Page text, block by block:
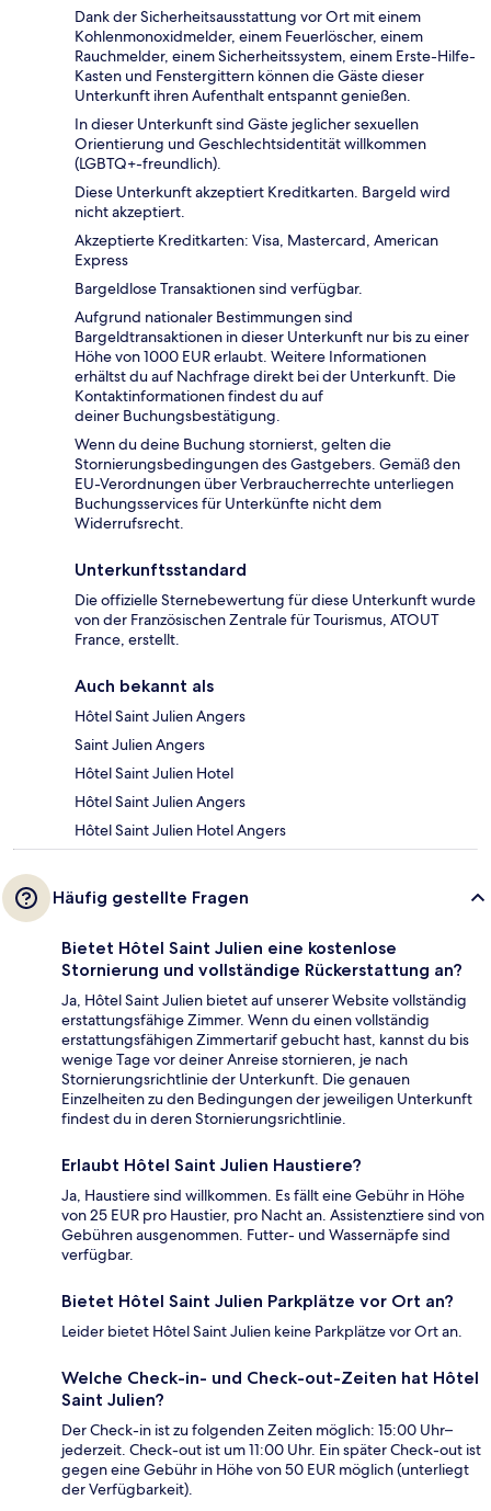
Dank der Sicherheitsausstattung vor Ort mit einem
Kohlenmonoxidmelder, einem Feuerlöscher, einem
Rauchmelder, einem Sicherheitssystem, einem Erste-Hilfe-
Kasten und Fenstergittern können die Gäste dieser
Unterkunft ihren Aufenthalt entspannt genießen.
In dieser Unterkunft sind Gäste jeglicher sexuellen
Orientierung und Geschlechtsidentität willkommen
(LGBTQ+-freundlich).
Diese Unterkunft akzeptiert Kreditkarten. Bargeld wird
nicht akzeptiert.
Akzeptierte Kreditkarten: Visa, Mastercard, American
Express
Bargeldlose Transaktionen sind verfügbar.
Aufgrund nationaler Bestimmungen sind
Bargeldtransaktionen in dieser Unterkunft nur bis zu einer
Höhe von 1000 EUR erlaubt. Weitere Informationen
erhältst du auf Nachfrage direkt bei der Unterkunft. Die
Kontaktinformationen findest du auf
deiner Buchungsbestätigung.
Wenn du deine Buchung stornierst, gelten die
Stornierungsbedingungen des Gastgebers. Gemäß den
EU-Verordnungen über Verbraucherrechte unterliegen
Buchungsservices für Unterkünfte nicht dem
Widerrufsrecht.
Unterkunftsstandard
Die offizielle Sternebewertung für diese Unterkunft wurde
von der Französischen Zentrale für Tourismus, ATOUT
France, erstellt.
Auch bekannt als
Hôtel Saint Julien Angers
Saint Julien Angers
Hôtel Saint Julien Hotel
Hôtel Saint Julien Angers
Hôtel Saint Julien Hotel Angers
Häufig gestellte Fragen
Bietet Hôtel Saint Julien eine kostenlose
Stornierung und vollständige Rückerstattung an?
Ja, Hôtel Saint Julien bietet auf unserer Website vollständig
erstattungsfähige Zimmer. Wenn du einen vollständig
erstattungsfähigen Zimmertarif gebucht hast, kannst du bis
wenige Tage vor deiner Anreise stornieren, je nach
Stornierungsrichtlinie der Unterkunft. Die genauen
Einzelheiten zu den Bedingungen der jeweiligen Unterkunft
findest du in deren Stornierungsrichtlinie.
Erlaubt Hôtel Saint Julien Haustiere?
Ja, Haustiere sind willkommen. Es fällt eine Gebühr in Höhe
von 25 EUR pro Haustier, pro Nacht an. Assistenztiere sind von
Gebühren ausgenommen. Futter- und Wassernäpfe sind
verfügbar.
Bietet Hôtel Saint Julien Parkplätze vor Ort an?
Leider bietet Hôtel Saint Julien keine Parkplätze vor Ort an.
Welche Check-in- und Check-out-Zeiten hat Hôtel
Saint Julien?
Der Check-in ist zu folgenden Zeiten möglich: 15:00 Uhr–
jederzeit. Check-out ist um 11:00 Uhr. Ein später Check-out ist
gegen eine Gebühr in Höhe von 50 EUR möglich (unterliegt
der Verfügbarkeit).